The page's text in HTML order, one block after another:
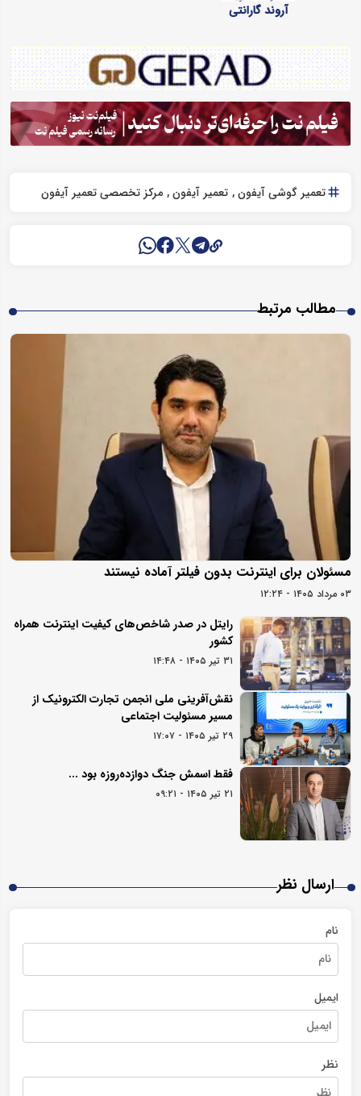
آروند گارانتی
تعمیر گوشی آیفون تعمیر آیفون مرکز تخصصی تعمیر آیفون
مطالب مرتبط
مسئولان برای اینترنت بدون فیلتر آماده نیستند
۰۳ مرداد ۱۴۰۵ - ۱۲:۲۴
رایتل در صدر شاخص‌های کیفیت اینترنت همراه
کشور
۳۱ تیر ۱۴۰۵ - ۱۴:۴۸
نقش‌آفرینی ملی انجمن تجارت الکترونیک از
مسیر مسئولیت اجتماعی
۲۹ تیر ۱۴۰۵ - ۱۷:۰۷
فقط اسمش جنگ دوازده‌روزه بود ...
۲۱ تیر ۱۴۰۵ - ۰۹:۲۱
ارسال نظر
نام
ایمیل
نظر